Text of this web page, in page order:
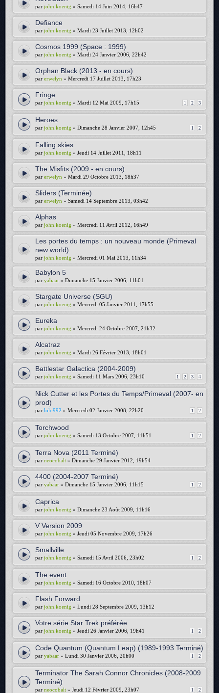
par john.koenig » Samedi 14 Juin 2014, 16h47
Defiance
par john.koenig » Mardi 23 Juillet 2013, 12h02
Cosmos 1999 (Space : 1999)
par john.koenig » Mardi 24 Janvier 2006, 22h42
Orphan Black (2013 - en cours)
par erwelyn » Mercredi 17 Juillet 2013, 17h23
Fringe
1 2 3
par john.koenig » Mardi 12 Mai 2009, 17h15
Heroes
1 2
par john.koenig » Dimanche 28 Janvier 2007, 12h45
Falling skies
par john.koenig » Jeudi 14 Juillet 2011, 18h11
The Misfits (2009 - en cours)
par erwelyn » Mardi 29 Octobre 2013, 18h37
Sliders (Terminée)
par erwelyn » Samedi 14 Septembre 2013, 03h42
Alphas
par john.koenig » Mercredi 11 Avril 2012, 16h49
Les portes du temps : un nouveau monde (Primeval
new world)
par john.koenig » Mercredi 01 Mai 2013, 11h34
Babylon 5
par yabaar » Dimanche 15 Janvier 2006, 11h01
Stargate Universe (SGU)
par john.koenig » Mercredi 05 Janvier 2011, 17h55
Eureka
par john.koenig » Mercredi 24 Octobre 2007, 21h32
Alcatraz
par john.koenig » Mardi 26 Février 2013, 18h01
Battlestar Galactica (2004-2009)
1 2 3 4
par john.koenig » Samedi 11 Mars 2006, 23h10
Nick Cutter et les Portes du Temps/Primeval (2007- en
prod)
1 2
par lolo992 » Mercredi 02 Janvier 2008, 22h20
Torchwood
1 2
par john.koenig » Samedi 13 Octobre 2007, 11h51
Terra Nova (2011 Terminé)
par neocobalt » Dimanche 29 Janvier 2012, 19h54
4400 (2004-2007 Terminé)
1 2
par yabaar » Dimanche 15 Janvier 2006, 11h15
Caprica
par john.koenig » Dimanche 23 Août 2009, 11h16
V Version 2009
par john.koenig » Jeudi 05 Novembre 2009, 17h26
Smallville
1 2
par john.koenig » Samedi 15 Avril 2006, 23h02
The event
par john.koenig » Samedi 16 Octobre 2010, 18h07
Flash Forward
par john.koenig » Lundi 28 Septembre 2009, 13h12
Votre série Star Trek préférée
1 2
par john.koenig » Jeudi 26 Janvier 2006, 19h41
Code Quantum (Quantum Leap) (1989-1993 Terminé)
1 2
par yabaar » Lundi 30 Janvier 2006, 20h00
Terminator The Sarah Connor Chronicles (2008-2009
Terminé)
1 2
par neocobalt » Jeudi 12 Février 2009, 23h07